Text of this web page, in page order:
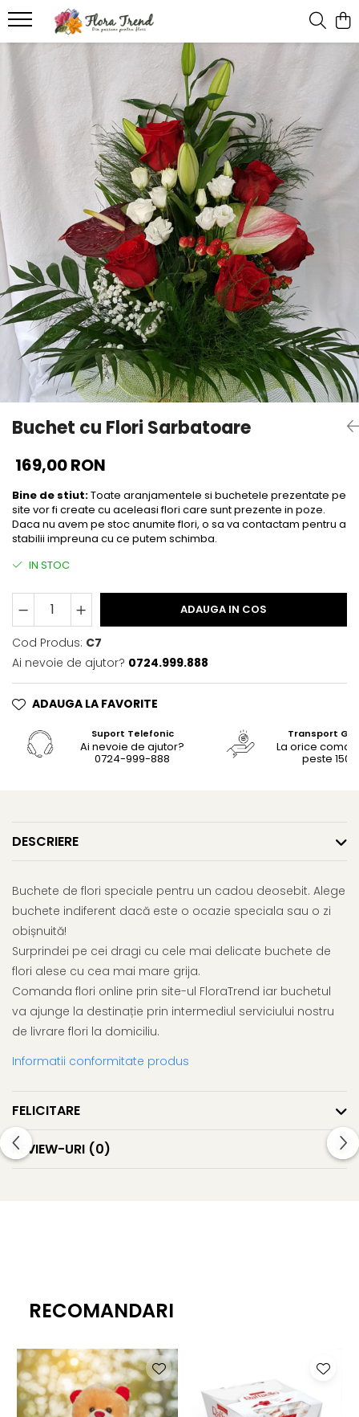
Buchet cu Flori Sarbatoare
169,00 RON
Bine de stiut:Toate aranjamentele si buchetele prezentate pe
site vor fi create cu aceleasi flori care sunt prezente in poze.
Daca nu avem pe stoc anumite flori, o sa va contactam pentru a
stabilii impreuna cu ce putem schimba.
IN STOC
ADAUGA IN COS
Cod Produs: C7
Ai nevoie de ajutor? 0724.999.888
ADAUGA LA FAVORITE
Suport Telefonic
Ai nevoie de ajutor?
0724-999-888
Transport
La orice
peste
DESCRIERE
Buchete de flori speciale pentru un cadou deosebit. Alege
buchete indiferent dacă este o ocazie speciala sau o zi
obișnuită!
Surprindei pe cei dragi cu cele mai delicate buchete de
flori alese cu cea mai mare grija.
Comanda flori online prin site-ul FloraTrend iar buchetul
va ajunge la destinație prin intermediul serviciului nostru
de livrare flori la domiciliu.
Informatii conformitate produs
FELICITARE
REVIEW-URI (0)
RECOMANDARI